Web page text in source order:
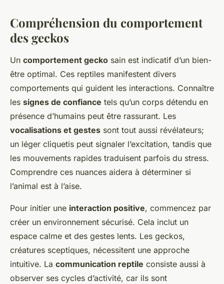
Compréhension du comportement
des geckos
Un comportement gecko sain est indicatif d’un bien-
être optimal. Ces reptiles manifestent divers
comportements qui guident les interactions. Connaître
les signes de confiance tels qu’un corps détendu en
présence d’humains peut être rassurant. Les
vocalisations et gestes sont tout aussi révélateurs;
un léger cliquetis peut signaler l’excitation, tandis que
les mouvements rapides traduisent parfois du stress.
Comprendre ces nuances aidera à déterminer si
l’animal est à l’aise.
Pour initier une interaction positive, commencez par
créer un environnement sécurisé. Cela inclut un
espace calme et des gestes lents. Les geckos,
créatures sceptiques, nécessitent une approche
intuitive. La communication reptile consiste aussi à
observer ses cycles d’activité, car ils sont